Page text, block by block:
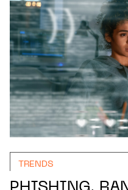
TRENDS